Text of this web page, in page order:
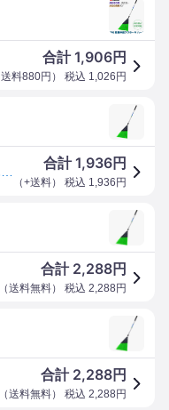
合計1,906円
送料880円 ） 税込 1,026 円
合計1,936円
（+送料） 税込 1,936 円
合計 2,288円
（送料無料） 税込 2,288 円
合計 2,288円
（送料無料） 税込 2,288 円